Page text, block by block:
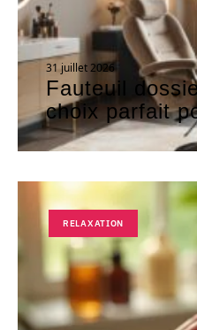
31 juillet 2026
Fauteuil
choix parfait
RELAXATION